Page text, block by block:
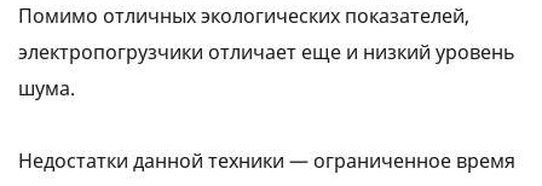
Помимо отличных экологических показателей,
электропогрузчики отличает еще и низкий уровень
шума.
Недостатки данной техники — ограниченное время